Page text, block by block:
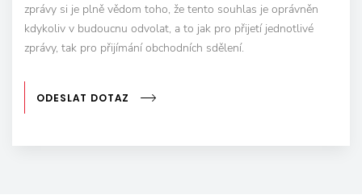
zprávy si je plně vědom toho, že tento souhlas je oprávněn
kdykoliv v budoucnu odvolat, a to jak pro přijetí jednotlivé
zprávy, tak pro přijímání obchodních sdělení.
ODESLAT DOTAZ